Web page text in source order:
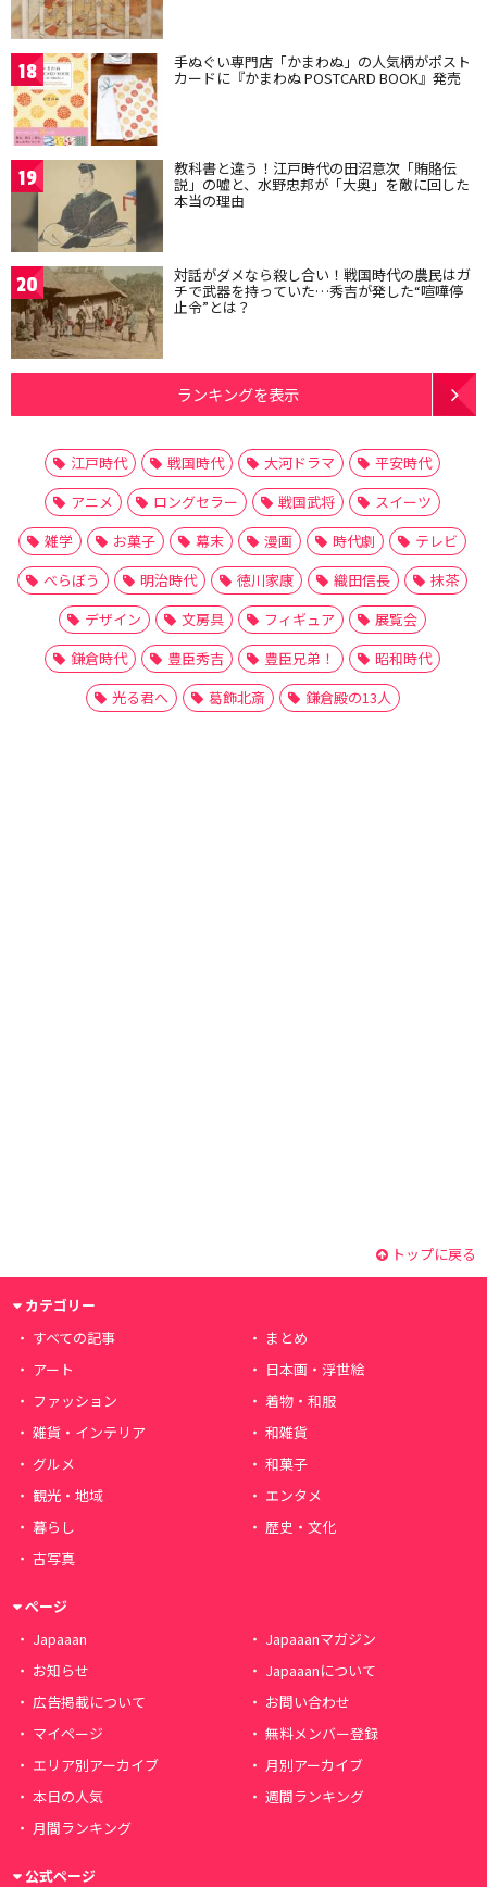
18 手ぬぐい専門店「かまわぬ」の人気柄がポスト
カードに『かまわぬ POSTCARD BOOK』発売
19 教科書と違う！江戸時代の田沼意次「賄賂伝
説」の嘘と、水野忠邦が「大奥」を敵に回した
本当の理由
20 対話がダメなら殺し合い！戦国時代の農民はガ
チで武器を持っていた…秀吉が発した“喧嘩停
止令”とは？
ランキングを表示
江戸時代 戦国時代 大河ドラマ
平安時代
アニメ
ロングセラー 戦国武将
スイーツ
雑学
お菓子 幕末 漫画 時代劇
テレビ
べらぼう
明治時代 徳川家康 織田信長
抹茶
デザイン
文房具 フィギュア
展覧会
鎌倉時代
豊臣秀吉 豊臣兄弟！
昭和時代
光る君へ
葛飾北斎 鎌倉殿の13人
トップに戻る
カテゴリー
すべての記事
まとめ
アート
日本画・浮世絵
ファッション
着物・和服
雑貨・インテリア
和雑貨
グルメ
和菓子
観光・地域
エンタメ
暮らし
歴史・文化
古写真
ページ
Japaaan
Japaaanマガジン
お知らせ
Japaaanについて
広告掲載について
お問い合わせ
マイページ
無料メンバー登録
エリア別アーカイブ
月別アーカイブ
本日の人気
週間ランキング
月間ランキング
公式ページ